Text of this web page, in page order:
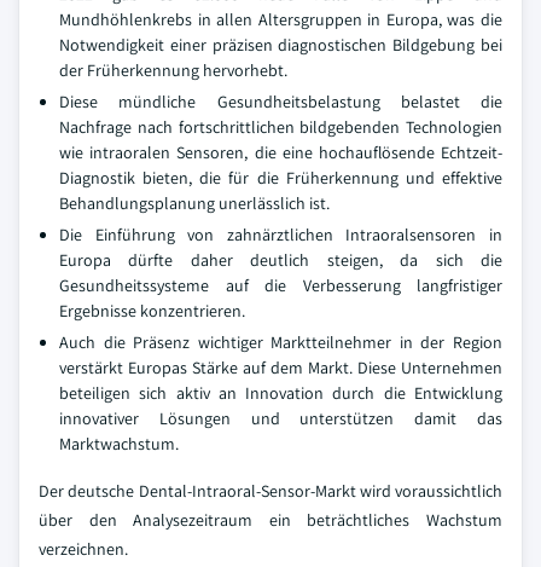
Mundhöhlenkrebs in allen Altersgruppen in Europa, was die
Notwendigkeit einer präzisen diagnostischen Bildgebung bei
der Früherkennung hervorhebt.
Diese mündliche Gesundheitsbelastung belastet die
Nachfrage nach fortschrittlichen bildgebenden Technologien
wie intraoralen Sensoren, die eine hochauflösende Echtzeit-
Diagnostik bieten, die für die Früherkennung und effektive
Behandlungsplanung unerlässlich ist.
Die Einführung von zahnärztlichen Intraoralsensoren in
Europa dürfte daher deutlich steigen, da sich die
Gesundheitssysteme auf die Verbesserung langfristiger
Ergebnisse konzentrieren.
Auch die Präsenz wichtiger Marktteilnehmer in der Region
verstärkt Europas Stärke auf dem Markt. Diese Unternehmen
beteiligen sich aktiv an Innovation durch die Entwicklung
innovativer Lösungen und unterstützen damit das
Marktwachstum.
Der deutsche Dental-Intraoral-Sensor-Markt wird voraussichtlich
über den Analysezeitraum ein beträchtliches Wachstum
verzeichnen.